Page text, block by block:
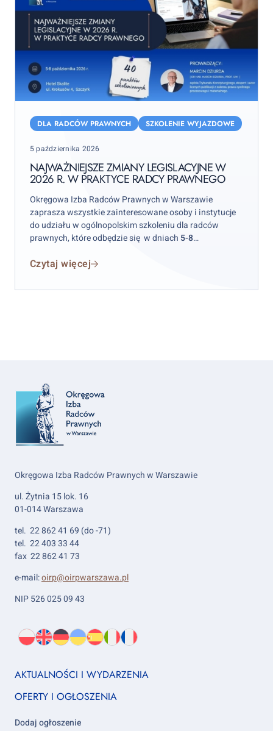
zmiany
2026
praktyce
radcy
prawnego
DLA RADCÓW PRAWNYCH SZKOLENIE WYJAZDOWE
Posted
5 października 2026
NAJWAŻNIEJSZE ZMIANY LEGISLACYJNE W
2026 R. W PRAKTYCE RADCY PRAWNEGO
Okręgowa Izba Radców Prawnych w Warszawie
zaprasza wszystkie zainteresowane osoby i instytucje
do udziału w ogólnopolskim szkoleniu dla radców
prawnych, które odbędzie się w dniach 5-8
Czytaj więcej
Okręgowa Izba Radców Prawnych w Warszawie
ul. Żytnia 15 lok. 16
01-014 Warszawa
tel. 22 862 41 69 (do -71)
tel. 22 403 33 44
fax 22 862 41 73
e-mail:oirp@oirpwarszawa.pl
NIP 526 025 09 43
Wybierz
język:
PL
O
EN
About
DE
About
UK
About
ES
About
IT
About
FR
About
Footer
1
AKTUALNOŚCI I WYDARZENIA
OFERTY I OGŁOSZENIA
Dodaj ogłoszenie